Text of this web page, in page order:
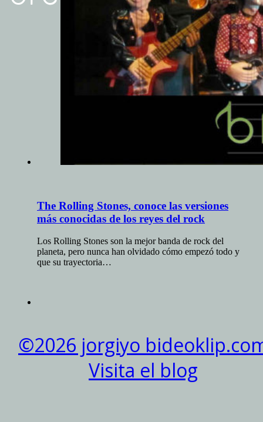
The Rolling Stones, conoce las versiones
más conocidas de los reyes del rock
Los Rolling Stones son la mejor banda de rock del
planeta, pero nunca han olvidado cómo empezó todo y
que su trayectoria…
©2026 jorgiyo
Visita el blog